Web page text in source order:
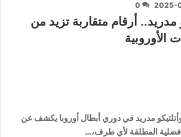
2025-
0
مدريد.. أرقام متقاربة تزيد من
الأوروبية
وأتلتيكو مدريد في دوري أبطال أوروبا يكشف عن
المطلقة لأي طرف،…